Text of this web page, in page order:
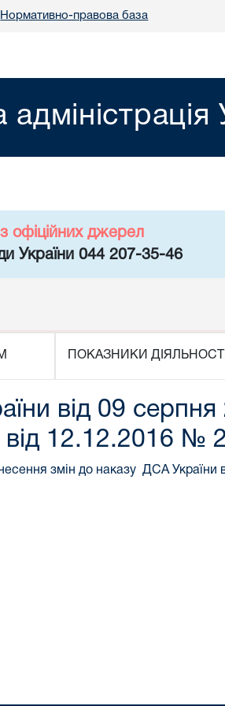
Нормативно-правова база
офіційних джерел
України 044 207-35-46
ПОКАЗНИКИ ДІЯЛЬНОСТІ
від 09
від 12.12.2016 №
змін до наказу ДСА